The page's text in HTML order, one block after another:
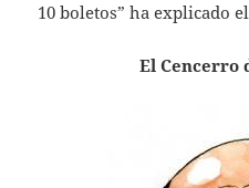
10 boletos” ha explicado
El Cencerro